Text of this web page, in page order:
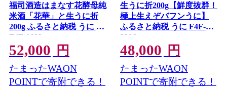
福司酒造はまなす花酵母純
米酒「花華」と生うに折
200g ふるさと納税 うに 酒
F4F-0602
52,000 円
たまったWAON
POINTで寄附できる！
生うに折200g【鮮度抜群！
極上生えぞバフンうに】
ふるさと納税 うに F4F-
3206
48,000 円
たまったWAON
POINTで寄附できる！